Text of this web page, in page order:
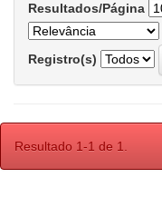
Resultados/Página
Registro(s)
Resultado 1-1 de 1.